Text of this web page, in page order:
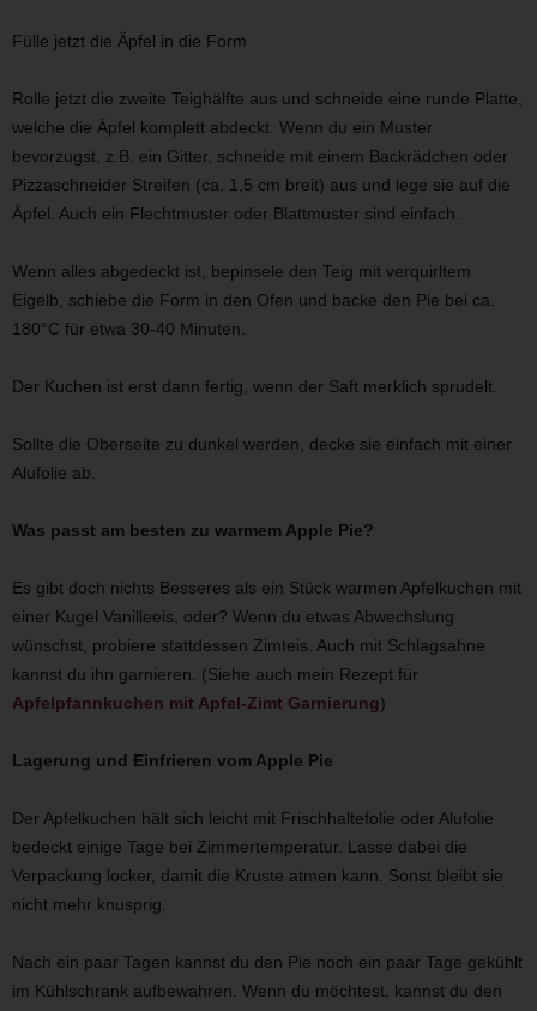
Fülle jetzt die Äpfel in die Form
Rolle jetzt die zweite Teighälfte aus und schneide eine runde Platte,
welche die Äpfel komplett abdeckt. Wenn du ein Muster
bevorzugst, z.B. ein Gitter, schneide mit einem Backrädchen oder
Pizzaschneider Streifen (ca. 1,5 cm breit) aus und lege sie auf die
Äpfel. Auch ein Flechtmuster oder Blattmuster sind einfach.
Wenn alles abgedeckt ist, bepinsele den Teig mit verquirltem
Eigelb, schiebe die Form in den Ofen und backe den Pie bei ca.
180°C für etwa 30-40 Minuten.
Der Kuchen ist erst dann fertig, wenn der Saft merklich sprudelt.
Sollte die Oberseite zu dunkel werden, decke sie einfach mit einer
Alufolie ab.
Was passt am besten zu warmem Apple Pie?
Es gibt doch nichts Besseres als ein Stück warmen Apfelkuchen mit
einer Kugel Vanilleeis, oder? Wenn du etwas Abwechslung
wünschst, probiere stattdessen Zimteis. Auch mit Schlagsahne
kannst du ihn garnieren. (Siehe auch mein Rezept für
Apfelpfannkuchen mit Apfel-Zimt Garnierung)
Lagerung und Einfrieren vom Apple Pie
Der Apfelkuchen hält sich leicht mit Frischhaltefolie oder Alufolie
bedeckt einige Tage bei Zimmertemperatur. Lasse dabei die
Verpackung locker, damit die Kruste atmen kann. Sonst bleibt sie
nicht mehr knusprig.
Nach ein paar Tagen kannst du den Pie noch ein paar Tage gekühlt
im Kühlschrank aufbewahren. Wenn du möchtest, kannst du den